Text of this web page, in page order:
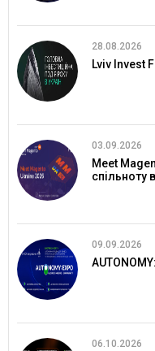
28.08.2026
Lviv Invest
03.09.2026
Meet
спільноту
09.09.2026
06.10.2026